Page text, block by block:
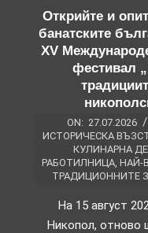
Открийте и
банатските
XV
фестивал
ON: 27.07.2026
ИСТОРИЧЕСКА
КУЛИНАРНА
РАБОТИЛНИЦА, НАЙ-
ТРАДИЦИОННИТЕ
На 15 август
Никопол, отново